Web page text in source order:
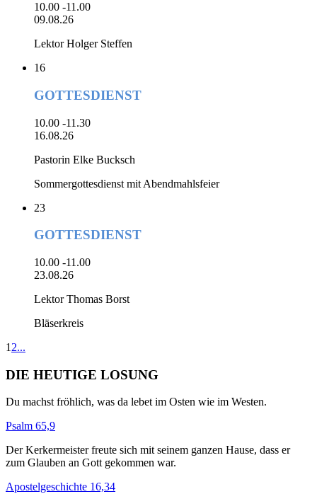
10.00 -11.00
09.08.26
Lektor Holger Steffen
16
GOTTESDIENST
10.00 -11.30
16.08.26
Pastorin Elke Bucksch
Sommergottesdienst mit Abendmahlsfeier
23
GOTTESDIENST
10.00 -11.00
23.08.26
Lektor Thomas Borst
Bläserkreis
1 2...
DIE HEUTIGE LOSUNG
Du machst fröhlich, was da lebet im Osten wie im Westen.
Psalm 65,9
Der Kerkermeister freute sich mit seinem ganzen Hause, dass er
zum Glauben an Gott gekommen war.
Apostelgeschichte 16,34